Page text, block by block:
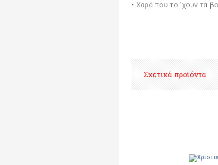
• Χαρά που το ’χουν τα
Σχετικά προϊόντα